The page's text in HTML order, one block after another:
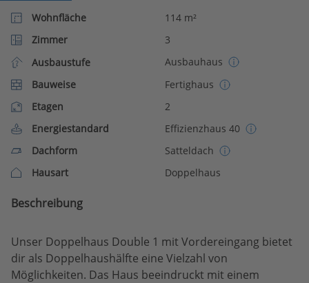
Wohnfläche
114 m²
Zimmer
3
Ausbaustufe
Ausbauhaus
Bauweise
Fertighaus
Etagen
2
Energiestandard
Effizienzhaus 40
Dachform
Satteldach
Hausart
Doppelhaus
Beschreibung
Unser Doppelhaus Double 1 mit Vordereingang bietet
dir als Doppelhaushälfte eine Vielzahl von
Möglichkeiten. Das Haus beeindruckt mit einem